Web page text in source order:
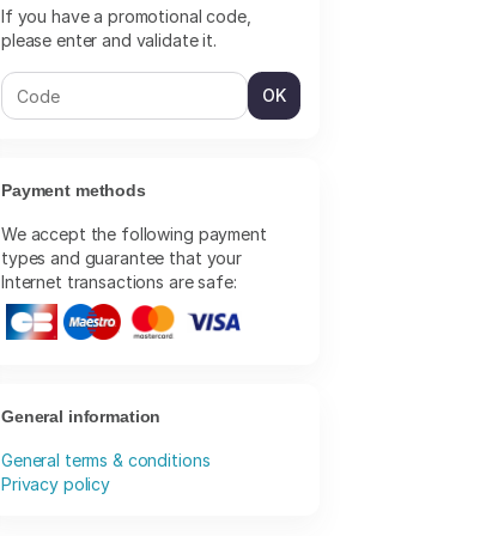
If you have a promotional code,
please enter and validate it.
OK
Payment methods
We accept the following payment
types and guarantee that your
Internet transactions are safe:
General information
General terms & conditions
Privacy policy